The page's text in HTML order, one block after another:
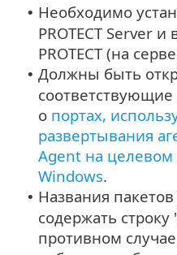
• Необходимо
PROTECT Server и
PROTECT (на
• Должны быть
о портах,
развертывания
Agent на
Windows.
• Названия
содержать
противном